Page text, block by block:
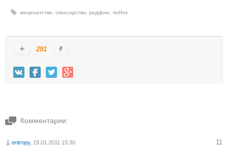
меценатство спонсорство редфокс redfox
291
Комментарии:
entropy, 19.01.2011 15:30 11